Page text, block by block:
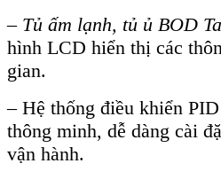
– Tủ ấm lạnh, tủ ủ BOD
hình LCD hiển thị các
gian.
– Hệ thống điều khiển
thông minh, dễ dàng cài
vận hành.